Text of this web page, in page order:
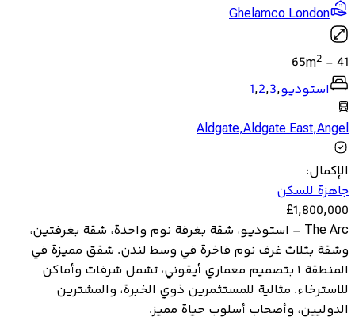
Ghelamco London
41
-
65m2
استوديو,
1,2,3
Aldgate,Aldgate East,Angel
الإكمال:
جاهزة للسكن
£1,800,000
The Arc – استوديو، شقة بغرفة نوم واحدة، شقة بغرفتين،
وشقة بثلاث غرف نوم فاخرة في وسط لندن. شقق مميزة في
المنطقة ١ بتصميم معماري أيقوني، تشمل شرفات وأماكن
للاسترخاء. مثالية للمستثمرين ذوي الخبرة، والمشترين
الدوليين، وأصحاب أسلوب حياة مميز.